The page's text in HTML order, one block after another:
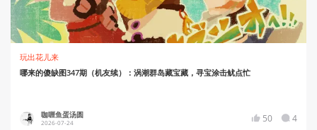
玩出花儿来
哪来的傻缺图347期（机友续）：涡潮群岛藏宝藏，寻宝涂击鱿点忙
咖喱鱼蛋汤圆
2026-07-24 50 4